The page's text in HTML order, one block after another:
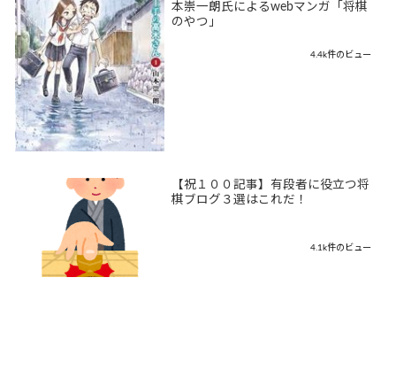
本崇一朗氏によるwebマンガ「将棋
のやつ」
4.4k件のビュー
【祝１００記事】有段者に役立つ将
棋ブログ３選はこれだ！
4.1k件のビュー